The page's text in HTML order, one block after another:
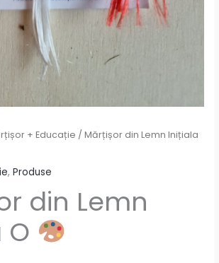
+ Educație / Mărțișor din Lemn Inițiala
,Produse
din Lemn
O